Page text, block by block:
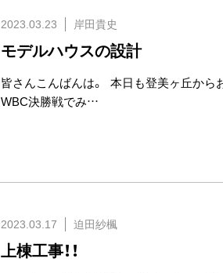
2023.03.23 岸田貴史
モデルハウスの設計
皆さんこんばんは。 本日も登美ヶ丘から
WBC決勝戦でみ…
2023.03.17 迫田紗楓
上棟工事！！